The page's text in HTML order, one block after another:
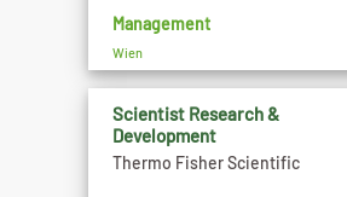
Management
Wien
Scientist Research &
Development
Thermo Fisher Scientific